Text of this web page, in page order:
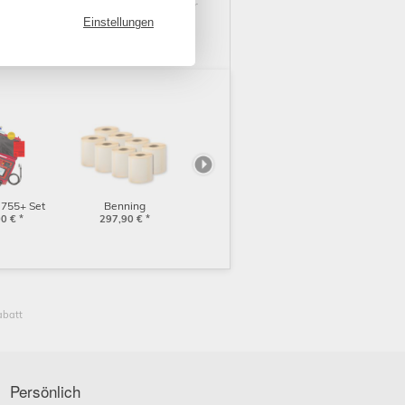
Schreibfehler übernehmen wir
Set
€ *
Benning
Etikettenrollen für
297,90 € *
Persönlich
Einstellungen